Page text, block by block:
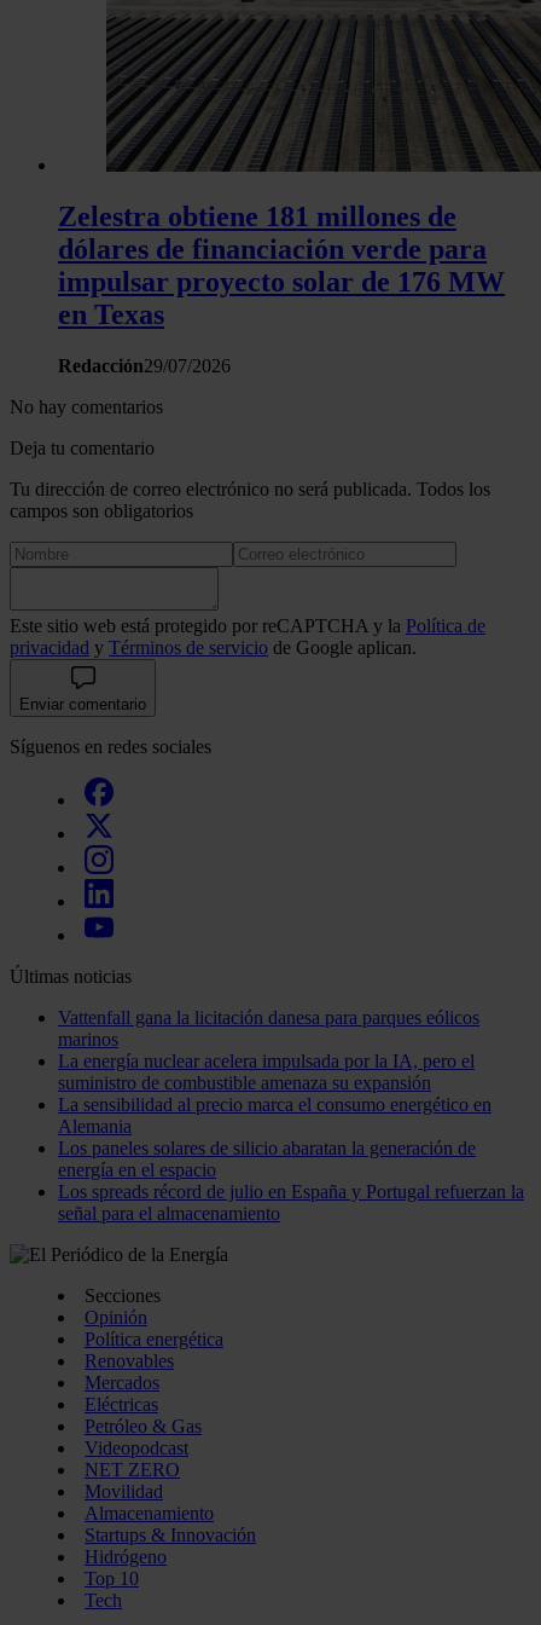
Zelestra obtiene 181 millones de
dólares de financiación verde para
impulsar proyecto solar de 176 MW
en Texas
Redacción29/07/2026
No hay comentarios
Deja tu comentario
Tu dirección de correo electrónico no será publicada. Todos los
campos son obligatorios
Este sitio web está protegido por reCAPTCHA y la Política de
privacidad y Términos de servicio de Google aplican.
Enviar comentario
Síguenos en redes sociales
Últimas noticias
Vattenfall gana la licitación danesa para parques eólicos
marinos
La energía nuclear acelera impulsada por la IA, pero el
suministro de combustible amenaza su expansión
La sensibilidad al precio marca el consumo energético en
Alemania
Los paneles solares de silicio abaratan la generación de
energía en el espacio
Los spreads récord de julio en España y Portugal refuerzan la
señal para el almacenamiento
Secciones
Opinión
Política energética
Renovables
Mercados
Eléctricas
Petróleo & Gas
Videopodcast
NET ZERO
Movilidad
Almacenamiento
Startups & Innovación
Hidrógeno
Top 10
Tech